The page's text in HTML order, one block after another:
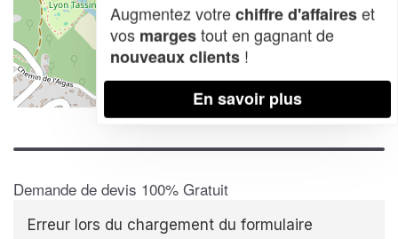
| Map data ©OpenStreetMap contributors,
Demande de devis 100% Gratuit
Erreur lors du chargement du formulaire
Augmentez votrechiffre d'affaireset
vos margestout en gagnant de
nouveaux clients !
En savoir plus